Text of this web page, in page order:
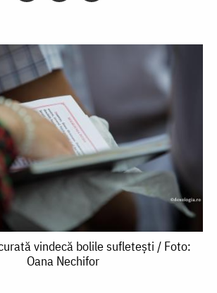
vindecă bolile sufletești / Foto:
Oana Nechifor